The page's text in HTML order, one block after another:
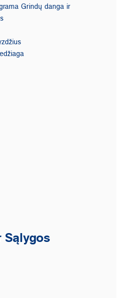
Grindų danga ir
Sąlygos